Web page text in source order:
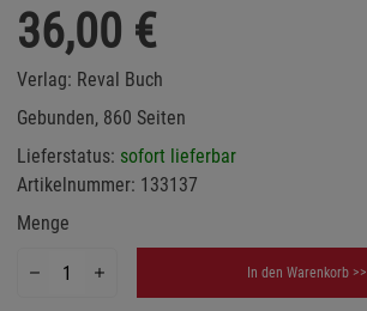
36,00 €
Verlag: Reval Buch
Gebunden, 860 Seiten
Lieferstatus: sofort lieferbar
Artikelnummer: 133137
Menge
In den Warenkorb >>